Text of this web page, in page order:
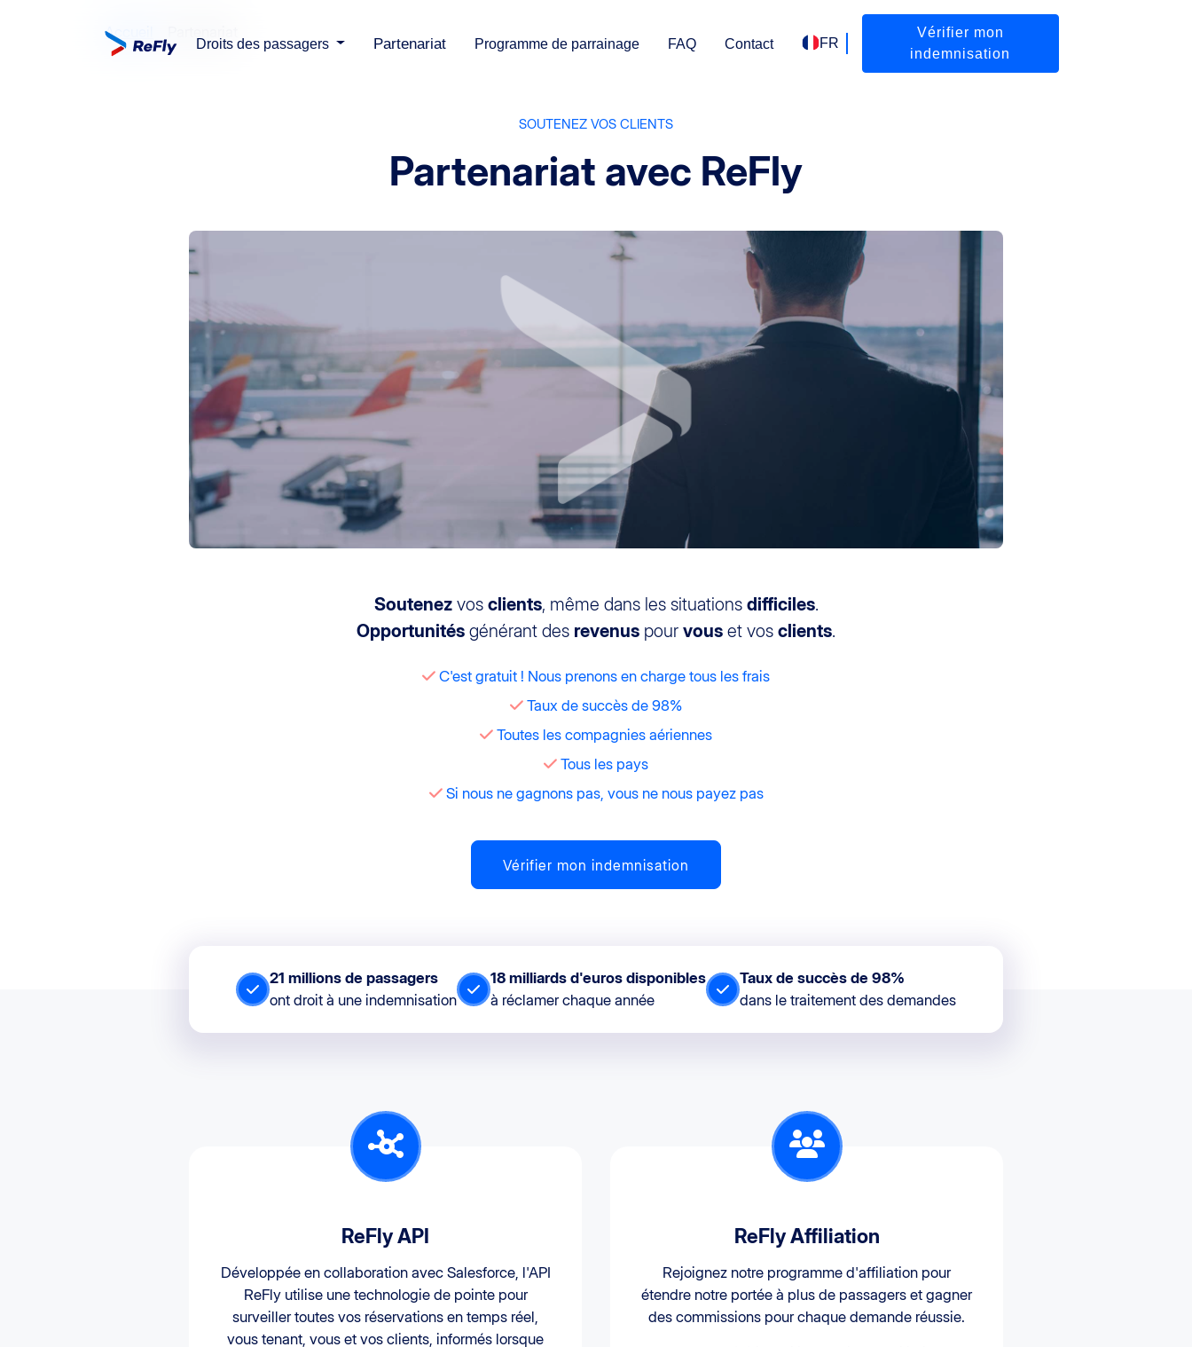
Droits des passagers Partenariat Programme de parrainage FAQ Contact FR
Vérifier mon
indemnisation
Accueil
SOUTENEZ VOS CLIENTS
Partenariat avec ReFly
Soutenezvos clients, même dans les situations difficiles.
Opportunités générant des revenus pour vous et vos clients.
C'est gratuit ! Nous prenons en charge tous les frais
Taux de succès de 98%
Toutes les compagnies aériennes
Tous les pays
Si nous ne gagnons pas, vous ne nous payez pas
Vérifier mon indemnisation
21 millions de passagers
ont droit à une indemnisation
18 milliards d'euros disponibles
à réclamer chaque année
Taux de succès de 98%
dans le traitement des demandes
ReFly API
Développée en collaboration avec Salesforce, l'API
ReFly utilise une technologie de pointe pour
surveiller toutes vos réservations en temps réel,
vous tenant, vous et vos clients, informés lorsque
ReFly Affiliation
Rejoignez notre programme d'affiliation pour
étendre notre portée à plus de passagers et gagner
des commissions pour chaque demande réussie.